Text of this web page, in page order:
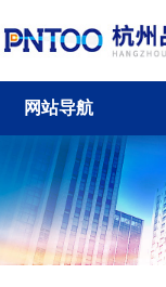
网站导航